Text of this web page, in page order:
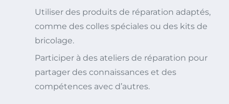
Utiliser des produits de réparation adaptés,
comme des colles spéciales ou des kits de
bricolage.
Participer à des ateliers de réparation pour
partager des connaissances et des
compétences avec d’autres.